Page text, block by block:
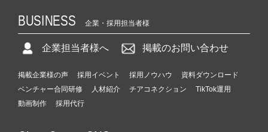
BUSINESS 企業・採用担当者様
企業担当者様へ 掲載のお問い合わせ
掲載企業様の声 採用イベント 採用ノウハウ
資料ダウンロード
ベンチャー合同研修
人材紹介 チアコネクション
TikTok運用
動画制作
採用代行